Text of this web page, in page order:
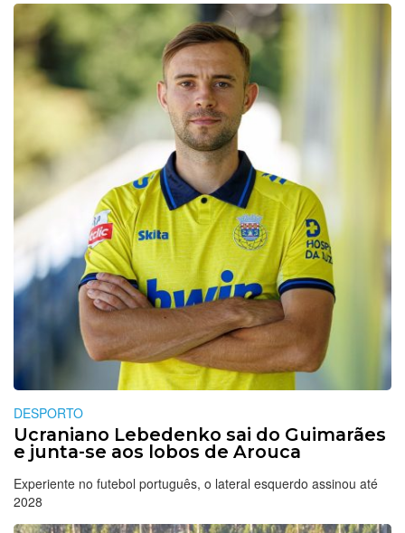
DESPORTO
Ucraniano Lebedenko sai do Guimarães
e junta-se aos lobos de Arouca
Experiente no futebol português, o lateral esquerdo assinou até
2028